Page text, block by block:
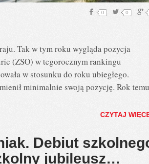
0
0
Tak w tym roku wygląda pozycja
(ZSO) w tegorocznym rankingu
w stosunku do roku ubiegłego.
minimalnie swoją pozycję. Rok
CZYTAJ
Debiut
jubileusz…